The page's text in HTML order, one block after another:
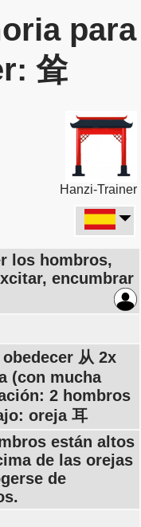
para
耸
Hanzi-Trainer
los hombros,
encumbrar
从 2x
(con mucha
2 hombros
oreja 耳
están altos
de las orejas
de